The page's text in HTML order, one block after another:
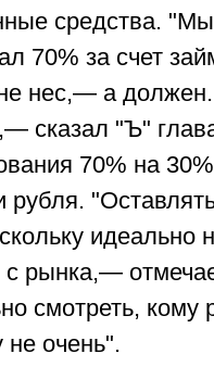
средства. "Мы
70% за счет
нес,— а
сказал "Ъ"
70% на
рубля.
идеально
с рынка,—
смотреть, кому
очень".